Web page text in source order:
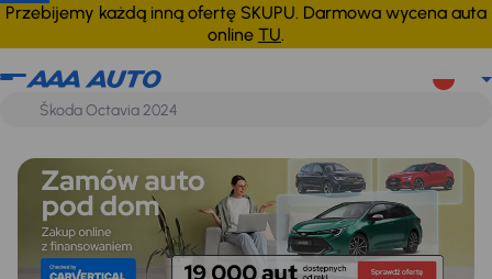
Przebijemy każdą inną ofertę SKUPU. Darmowa wycena auta
online TU.
Zakup online Anuluj wszystko